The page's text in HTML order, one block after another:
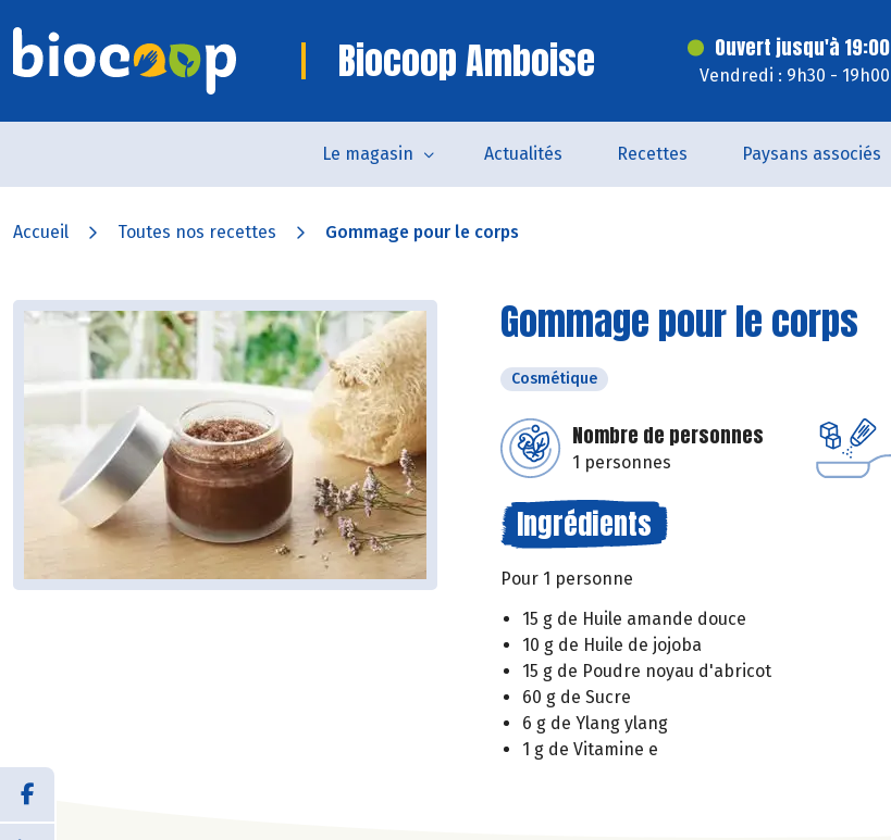
Biocoop Amboise Ouvert jusqu'à 19:00
Vendredi : 9h30 - 19h00
Le magasin Actualités Recettes Paysans associés
Accueil Toutes nos recettes Gommage pour le corps
Gommage pour le corps
Cosmétique
Nombre de personnes
1 personnes
Ingrédients
Pour 1 personne
15 g de Huile amande douce
10 g de Huile de jojoba
15 g de Poudre noyau d'abricot
60 g de Sucre
6 g de Ylang ylang
1 g de Vitamine e